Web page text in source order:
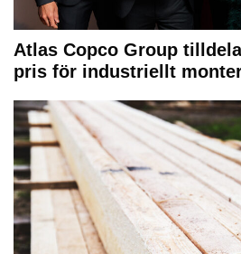
Atlas Copco Group
pris för industriellt